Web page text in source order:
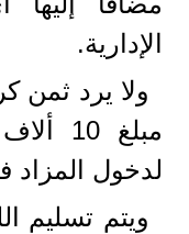
الإدارية.
ولا يرد ثمن
مبلغ
لدخول المزاد
ويتم تسليم